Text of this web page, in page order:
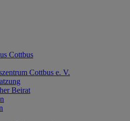
Cottbus
Cottbus e. V.
Beirat